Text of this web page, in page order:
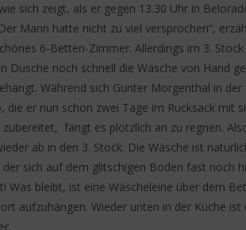
sich zeigt, als er gegen 13.30 Uhr in
Mann hatte nicht zu viel versprochen“,
6-Betten-Zimmer. Allerdings im 3.
Dusche noch schnell die Wäsche von Hand
Während sich Gunter Morgenthal in der
die er nun schon zwei Tage im Rucksack mit
zubereitet, fängt es plötzlich an zu regnen.
ab in den 3. Stock. Die Wäsche ist
sich auf dem glitschigen Boden fast noch
Was bleibt, ist eine Wäscheleine über dem
aufzuhängen. Wieder unten in der Küche